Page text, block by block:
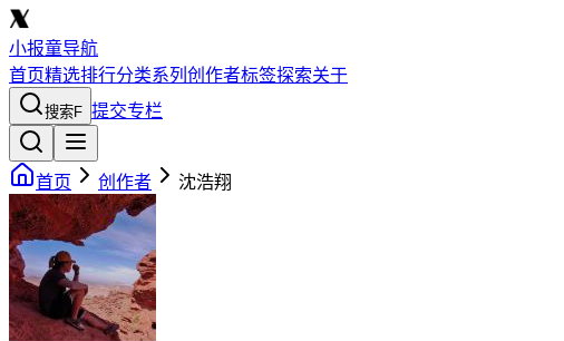
小报童导航
首页精选排行分类系列 创作者标签探索关于
搜索F 提交专栏
首页 创作者 沈浩翔